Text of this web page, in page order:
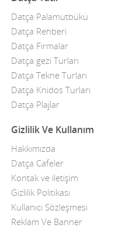
Datça Palamutbükü
Datça Rehberi
Datça Firmalar
Datça gezi Turları
Datça Tekne Turları
Datça Knidos Turları
Datça Plajlar
Gizlilik Ve Kullanım
Hakkımızda
Datça Cafeler
Kontak ve iletişim
Gizlilik Politikası
Kullanıcı Sözleşmesi
Reklam Ve Banner